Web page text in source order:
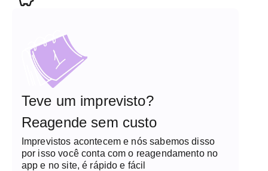
Teve um imprevisto?
Reagende sem custo
Imprevistos acontecem e nós sabemos disso
por isso você conta com o reagendamento no
app e no site, é rápido e fácil